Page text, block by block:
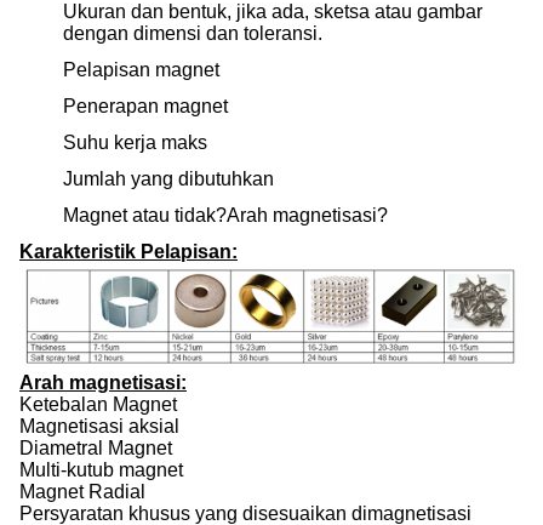
Ukuran dan bentuk, jika ada, sketsa atau gambar
dengan dimensi dan toleransi.
Pelapisan magnet
Penerapan magnet
Suhu kerja maks
Jumlah yang dibutuhkan
Magnet atau tidak?Arah magnetisasi?
Karakteristik Pelapisan:
Arah magnetisasi:
Ketebalan Magnet
Magnetisasi aksial
Diametral Magnet
Multi-kutub magnet
Magnet Radial
Persyaratan khusus yang disesuaikan dimagnetisasi